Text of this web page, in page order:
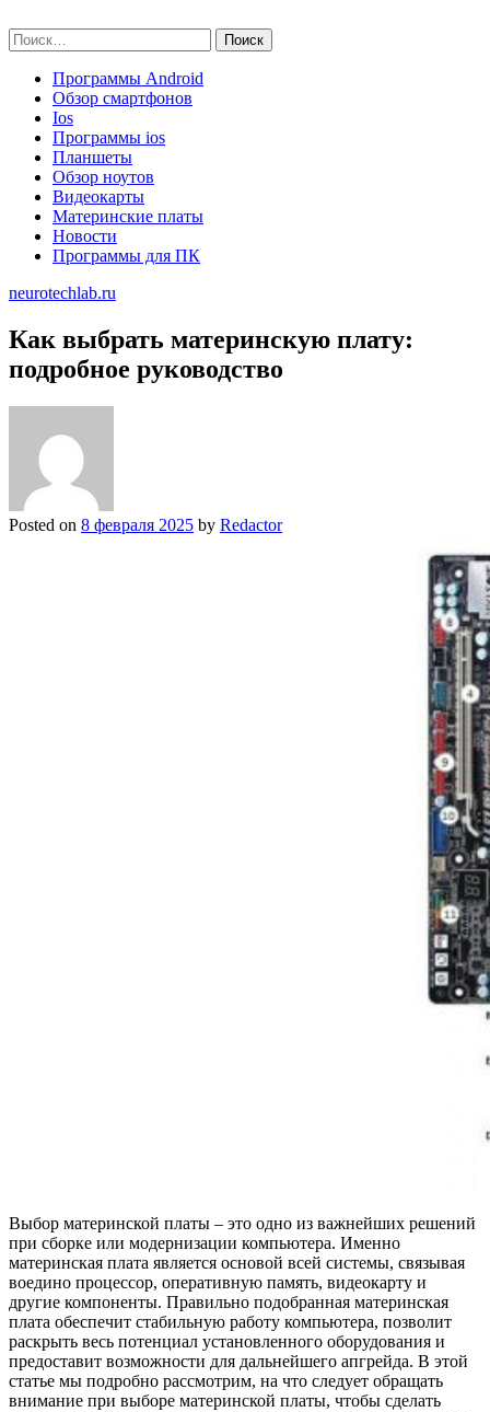
to
content
Найти:
Программы Android
Обзор смартфонов
Ios
Программы ios
Планшеты
Обзор ноутов
Видеокарты
Материнские платы
Новости
Программы для ПК
neurotechlab.ru
Как выбрать материнскую плату:
подробное руководство
Posted on 8 февраля 2025 by Redactor
Выбор материнской платы – это одно из важнейших решений
при сборке или модернизации компьютера. Именно
материнская плата является основой всей системы, связывая
воедино процессор, оперативную память, видеокарту и
другие компоненты. Правильно подобранная материнская
плата обеспечит стабильную работу компьютера, позволит
раскрыть весь потенциал установленного оборудования и
предоставит возможности для дальнейшего апгрейда. В этой
статье мы подробно рассмотрим, на что следует обращать
внимание при выборе материнской платы, чтобы сделать